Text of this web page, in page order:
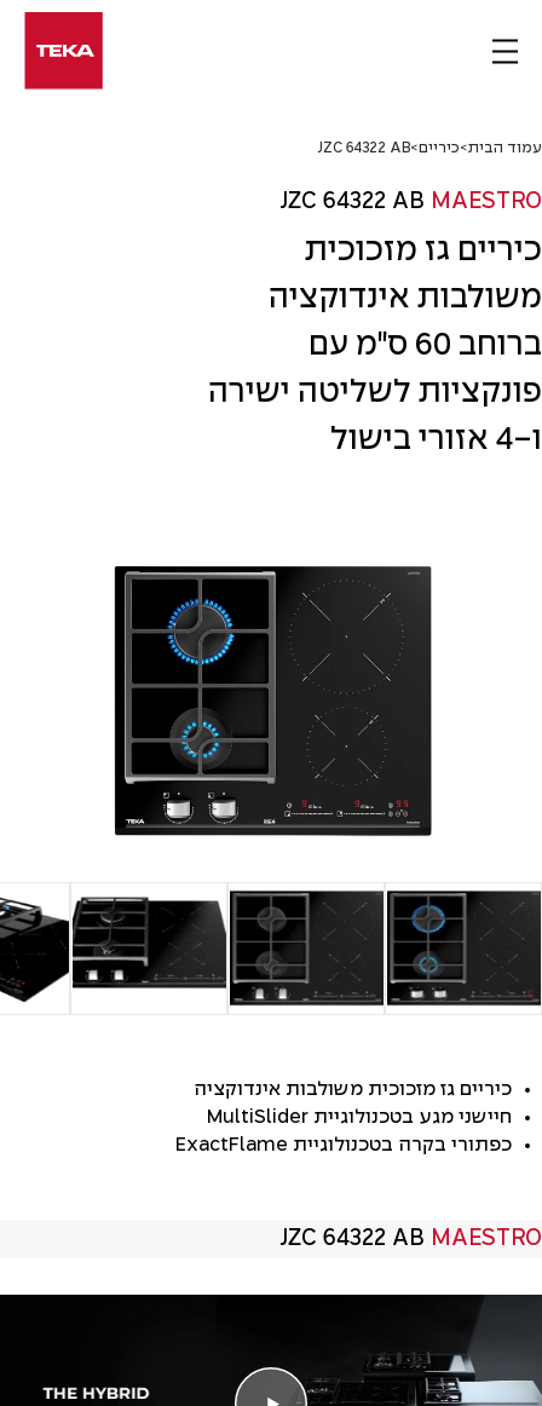
עמוד הבית>כיריים>
JZC 64322 AB
JZC 64322 AB MAESTRO
כיריים גז מזכוכית
משולבות אינדוקציה
ברוחב 60 ס"מ עם
פונקציות לשליטה ישירה
ו-4 אזורי בישול
כיריים גז מזכוכית משולבות אינדוקציה
חיישני מגע בטכנולוגיית MultiSlider
כפתורי בקרה בטכנולוגיית ExactFlame
JZC 64322 AB MAESTRO